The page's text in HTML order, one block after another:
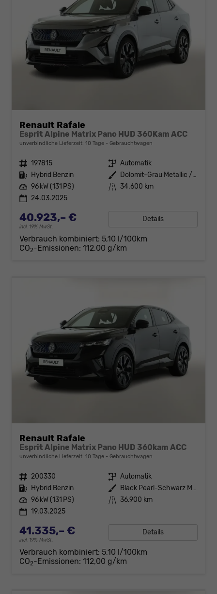
Renault Rafale
Esprit Alpine Matrix Pano HUD 360Kam ACC
unverbindliche Lieferzeit: 10 Tage Gebrauchtwagen
Fahrzeugnr. 197815 Getriebe Automatik
Kraftstoff Hybrid Benzin Außenfarbe
Dolomit-Grau Metallic / Dach Bla
Leistung 96 kW (131 PS) Kilometerstand 34.600 km
24.03.2025
40.923,– €
incl. 19% MwSt.
Details
Verbrauch kombiniert: 5,10 l/100km
CO2-Emissionen: 112,00 g/km
Renault Rafale
Esprit Alpine Matrix Pano HUD 360kam ACC
unverbindliche Lieferzeit: 10 Tage Gebrauchtwagen
Fahrzeugnr. 200330 Getriebe Automatik
Kraftstoff Hybrid Benzin Außenfarbe
Black Pearl-Schwarz Metallic
Leistung 96 kW (131 PS) Kilometerstand 36.900 km
19.03.2025
41.335,– €
incl. 19% MwSt.
Details
Verbrauch kombiniert: 5,10 l/100km
CO2-Emissionen: 112,00 g/km